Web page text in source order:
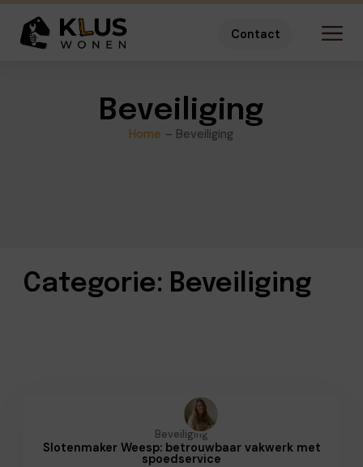
Contact
Beveiliging
Home – Beveiliging
Categorie: Beveiliging
Beveiliging
Slotenmaker Weesp: betrouwbaar vakwerk met
spoedservice